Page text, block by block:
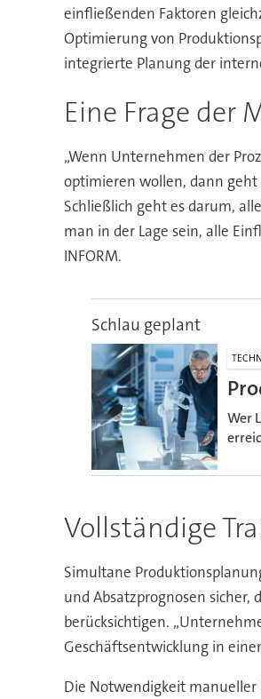
einfließenden Faktoren
Optimierung von
integrierte Planung der
Eine Frage der
„Wenn Unternehmen der
optimieren wollen, dann geht
Schließlich geht es darum,
man in der Lage sein, alle
INFORM.
Schlau geplant
Wer
Vollständige
Simultane
und Absatzprognosen
berücksichtigen.
Geschäftsentwicklung in
Die Notwendigkeit manueller